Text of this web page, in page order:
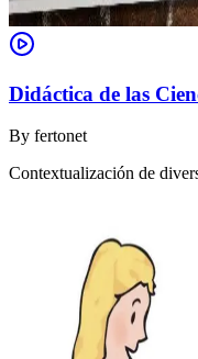
Didáctica de las
By fertonet
Contextualización de